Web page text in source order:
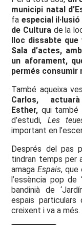
municipi natal
fa especial
de Cultura de la
lloc dissabte
Sala d’actes,
un aforament,
permés consumir
També aqueixa
Carlos,
Esther, qui també
d’estudi, Les
important en
Després del pas
tindran temps per
amagaEspais, que
l’essència pop de
bandinià de
espais particulars
creixent i va a més.